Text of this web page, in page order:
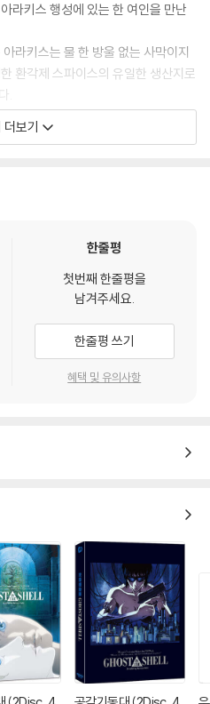
라키스 행성에 있는 한 여인을 만난
라키스는 물 한 방울 없는 사막이지
환각제 스파이스의 유일한 생산지로
.
문은 죽음이 기다리는 아라키스로
보기
한줄평
첫번째 한줄평을
남겨주세요.
한줄평 쓰기
혜택 및 유의사항